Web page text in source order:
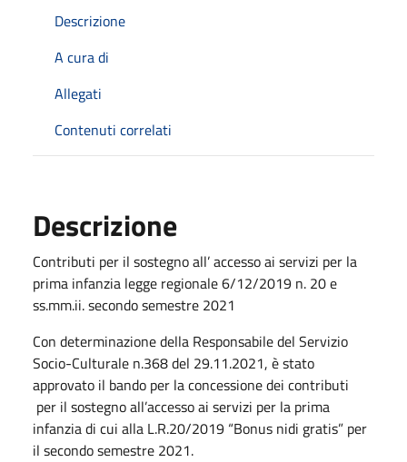
Descrizione
A cura di
Allegati
Contenuti correlati
Descrizione
Contributi per il sostegno all’ accesso ai servizi per la
prima infanzia legge regionale 6/12/2019 n. 20 e
ss.mm.ii. secondo semestre 2021
Con determinazione della Responsabile del Servizio
Socio-Culturale n.368 del 29.11.2021, è stato
approvato il bando per la concessione dei contributi
per il sostegno all’accesso ai servizi per la prima
infanzia di cui alla L.R.20/2019 “Bonus nidi gratis” per
il secondo semestre 2021.